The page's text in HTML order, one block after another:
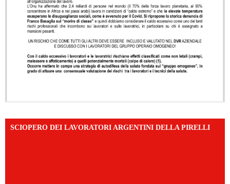
SCIOPERO DEI LAVORATORI ARGENTINI DELLA PIRELLI